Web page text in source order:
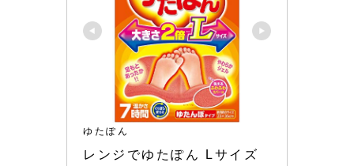
ゆたぽん
レンジでゆたぽん Lサイズ